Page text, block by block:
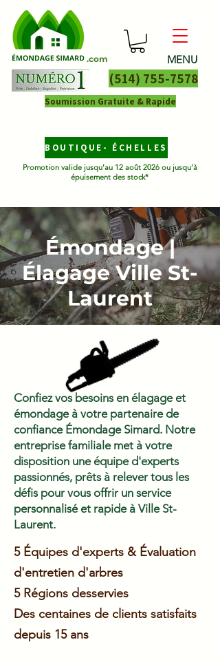
MENU
.com
(514) 755-7578
Soumission Gratuite & Rapide
BOUTIQUE- ÉCHELLES
Promotion valide jusqu’au 12 août 2026 ou jusqu’à
épuisement des stock*
Émondage |
Élagage Ville St-
Laurent
Confiez vos besoins en élagage et
émondage à votre partenaire de
confiance Émondage Simard. Notre
entreprise familiale met à votre
disposition une équipe d'experts
passionnés, prêts à relever tous les
défis pour vous offrir un service
personnalisé et rapide à Ville St-
Laurent.
5 Équipes d'experts & Évaluation
d'entretien d'arbres
5 Régions desservies
Des centaines de clients satisfaits
depuis 15 ans